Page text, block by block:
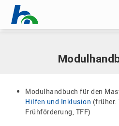
Menü überspringen
Home |Dokumente
Modulhandbuch für den
Hilfen und Inklusion
Frühförderung, TFF)